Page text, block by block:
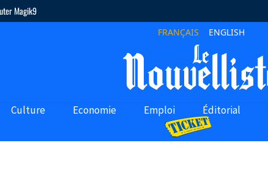
Magik9
FRANÇAIS ENGLISH
Culture Economie Emploi Éditorial